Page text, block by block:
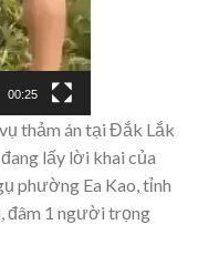
00:25
thảm án tại Đắk Lắk
lấy lời khai của
phường Ea Kao, tỉnh
đâm 1 người trọng